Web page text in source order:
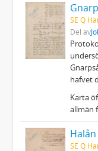
SE Q
Del av
hafvet
Karta
allmän
Halån
SE Q